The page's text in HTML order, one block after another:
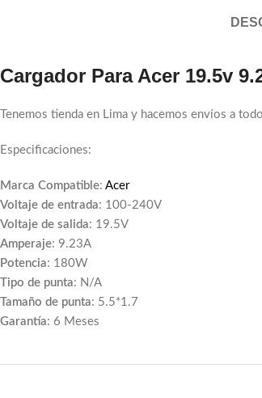
Cargador Para Acer 19.5v
Tenemos tienda en Lima y hacemos envíos a
Especificaciones:
Marca Compatible: Acer
Voltaje de entrada: 100-240V
Voltaje de salida: 19.5V
Amperaje: 9.23A
Potencia: 180W
Tipo de punta: N/A
Tamaño de punta: 5.5*1.7
Garantía: 6 Meses